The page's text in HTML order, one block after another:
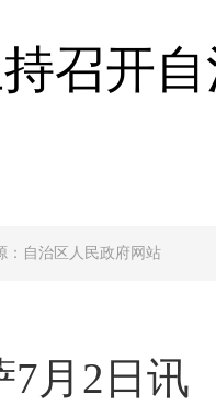
召开
：自治区人民政府网站
7月2日讯